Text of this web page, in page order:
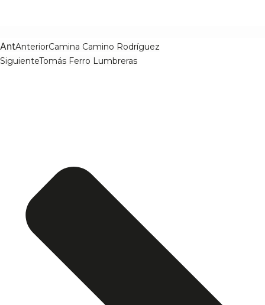
AntAnteriorCamina Camino Rodríguez
SiguienteTomás Ferro Lumbreras